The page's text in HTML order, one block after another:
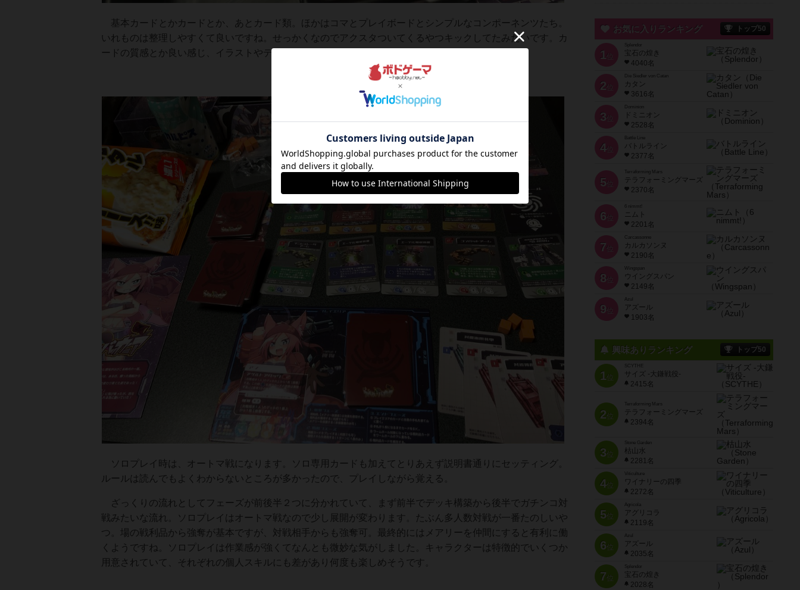
基本カードとかカードとか、あとカード類。ほかはコマとプレイボードとシンプルなコンポーネンツたち。
いれものは整理しやすくて良いですね。せっかくなのでアクスタついてくるやつキックしてたみたいです。カ
ードの質感とか良い感じ、イラストやデザインも結構すき。
ソロプレイ時は、オートマ戦になります。ソロ専用カードも加えてとりあえず説明書通りにセッティング。
ルールは読んでもよくわからないところが多かったので、プレイしながら覚える。
ざっくりの流れとしてフェーズが前後半２つに分かれていて、まず前半でデッキ構築から後半でガチンコ対
戦みたいな流れ。ソロプレイはオートマ戦なので少し展開が変わります。たぶん多人数対戦が一番たのしいや
つ。場の戦利品から強奪が基本ですが、対戦相手からも強奪可。最終的にはメアリーを仲間にすると有利に働
くようですね。ソロプレイは作業感が強くてなんとも微妙な気がしました。キャラクターは特徴的でいくつか
用意されていて、それぞれの個人スキルにも差があり何度も楽しめそうです。
お気に入りランキング トップ50
1 位
宝石の煌き
4040名
2 位
Die Siedler von Catan
カタン
3616名
3 位
ドミニオン
2528名
4位
Battle Line
バトルライン
2377名
5 位
Terraforming Mars
テラフォーミングマーズ
2370名
6 位
ニムト
2201名
7 位
Carcassonne
カルカソンヌ
2190名
8 位
Wingspan
ウイングスパン
2149名
9 位
Azul
アズール
1903名
興味ありランキング トップ50
1位
SCYTHE
サイズ -大鎌戦役-
2415名
2位
Terraforming Mars
テラフォーミングマーズ
2394名
3位
Stone Garden
枯山水
2281名
4位
Viticulture
ワイナリーの四季
2272名
5位
Agricola
アグリコラ
2119名
6位
Azul
アズール
2035名
7位
宝石の煌き
2028名